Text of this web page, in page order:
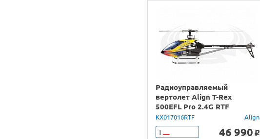
Радиоуправляемый
вертолет Align T-Rex
500EFL Pro 2.4G RTF
KX017016RTF Align
Т 46 990 o